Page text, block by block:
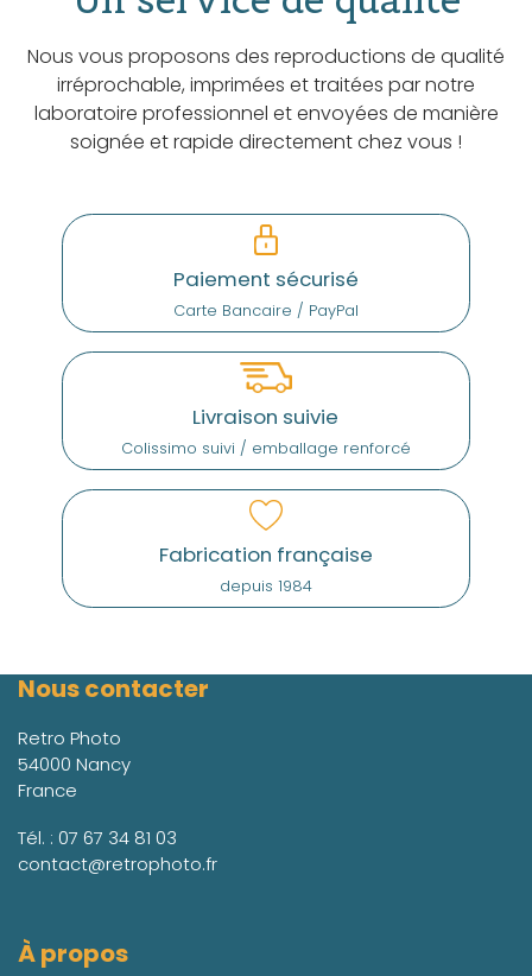
Nous vous proposons des reproductions de qualité
irréprochable, imprimées et traitées par notre
laboratoire professionnel et envoyées de manière
soignée et rapide directement chez vous !
Paiement sécurisé
Carte Bancaire / PayPal
Livraison suivie
Colissimo suivi / emballage renforcé
Fabrication française
depuis 1984
Nous contacter
Retro Photo
54000 Nancy
France
Tél. : 07 67 34 81 03
contact@retrophoto.fr
À propos